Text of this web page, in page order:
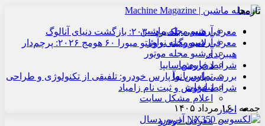
آرشیو مجله ماشین
آرشیو مجله نوآور
آرشیو مجله موتور
درباره ما
تماس با ما
تبلیغات
اعلام مشکل سایت
اخبار
معرفی خودرو
تازه‌ها
معرفی هنسی بلک‌برد ۲۰۳۰: بازگشت دنیای آنالوگ
معرفی لامبورگینی روئلتو میورا ۶۰ هومج ۲۰۲۶: پرچم‌دار
هیبریدی
شرایط فروش سایپا
بررسی پارس نوآ پارس خودرو: تلفیقی از تکنولوژی و طراحی
شرایط فروش و ثبت نام زامیاد
جمعه , ۱۶ مرداد ۱۴۰۵